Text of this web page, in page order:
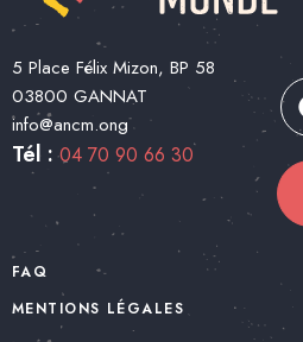
5 Place Félix Mizon, BP 58
03800 GANNAT
info@ancm.ong
Tél :04 70 90 66 30
FAQ
MENTIONS LÉGALES